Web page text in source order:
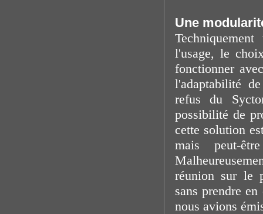
Une
l'usage, le
fonctionner
l'adaptabilité
refus du
possibilité de
cette solution
mais peut-
réunion sur le
sans prendre
nous avions